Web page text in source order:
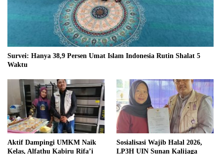
Survei: Hanya 38,9 Persen Umat Islam Indonesia Rutin Shalat 5
Waktu
Aktif Dampingi UMKM Naik
Kelas, Alfathu Kabiru Rifa’i
Sosialisasi Wajib Halal 2026,
LP3H UIN Sunan Kalijaga